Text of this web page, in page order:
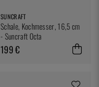
SUNCRAFT
Schale, Kochmesser, 16,5 cm
- Suncraft Octa
199 €